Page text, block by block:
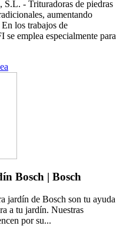
- Trituradoras de piedras
aumentando
los trabajos de
emplea especialmente para
Bosch | Bosch
jardín de Bosch son tu ayuda
a tu jardín. Nuestras
por su...